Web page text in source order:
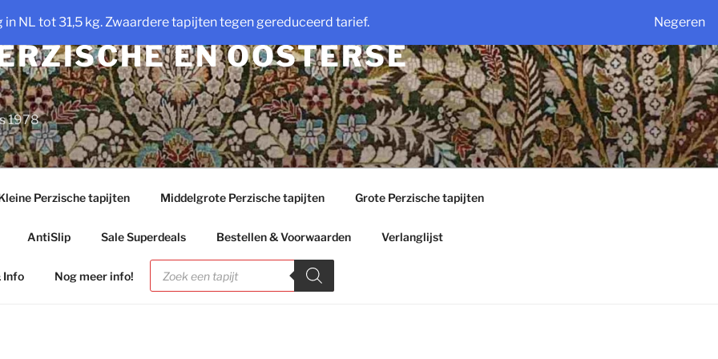
NL tot 31,5 kg. Zwaardere tapijten tegen gereduceerd tarief. Negeren
EN OOSTERSE
1978
Perzische tapijten Middelgrote Perzische tapijten Grote Perzische tapijten
AntiSlip Sale Superdeals Bestellen & Voorwaarden Verlanglijst
Info Nog meer info!
Producten
zoeken